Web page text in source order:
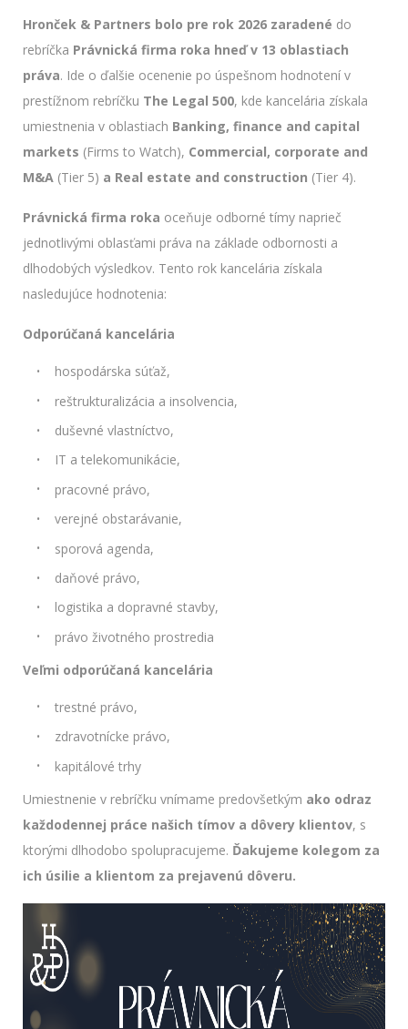
Hronček & Partners bolo pre rok 2026 zaradené do
rebríčka Právnická firma roka hneď v 13 oblastiach
práva. Ide o ďalšie ocenenie po úspešnom hodnotení v
prestížnom rebríčku The Legal 500, kde kancelária získala
umiestnenia v oblastiach Banking, finance and capital
markets (Firms to Watch), Commercial, corporate and
M&A (Tier 5) a Real estate and construction (Tier 4).
Právnická firma roka oceňuje odborné tímy naprieč
jednotlivými oblasťami práva na základe odbornosti a
dlhodobých výsledkov. Tento rok kancelária získala
nasledujúce hodnotenia:
Odporúčaná kancelária
hospodárska súťaž,
reštrukturalizácia a insolvencia,
duševné vlastníctvo,
IT a telekomunikácie,
pracovné právo,
verejné obstarávanie,
sporová agenda,
daňové právo,
logistika a dopravné stavby,
právo životného prostredia
Veľmi odporúčaná kancelária
trestné právo,
zdravotnícke právo,
kapitálové trhy
Umiestnenie v rebríčku vnímame predovšetkým ako odraz
každodennej práce našich tímov a dôvery klientov, s
ktorými dlhodobo spolupracujeme. Ďakujeme kolegom za
ich úsilie a klientom za prejavenú dôveru.